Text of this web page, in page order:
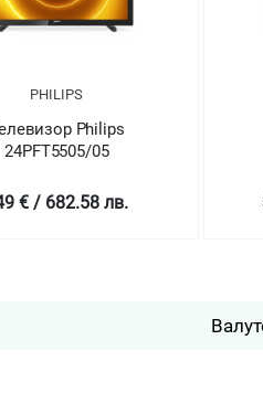
PHILIPS
Philips
24PFT5505/05
€ / 682.58 лв.